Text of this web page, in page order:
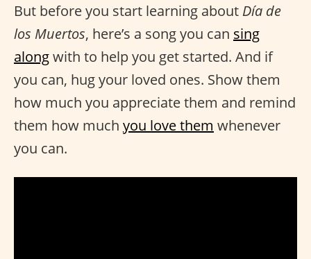
But before you start learning about Día de
los Muertos, here’s a song you can sing
alongwith to help you get started. And if
you can, hug your loved ones. Show them
how much you appreciate them and remind
them how much you love them whenever
you can.